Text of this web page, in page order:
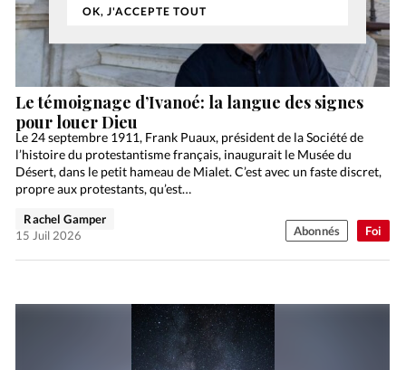
OK, J'ACCEPTE TOUT
Foi
Le témoignage d’Ivanoé: la langue des signes
pour louer Dieu
Le 24 septembre 1911, Frank Puaux, président de la Société de
l’histoire du protestantisme français, inaugurait le Musée du
Désert, dans le petit hameau de Mialet. C’est avec un faste discret,
propre aux protestants, qu’est…
Rachel Gamper
15 Juil 2026
Abonnés